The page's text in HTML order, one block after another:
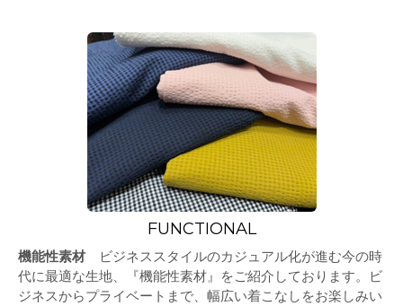
FUNCTIONAL
機能性素材 ビジネススタイルのカジュアル化が進む今の時
代に最適な生地、『機能性素材』をご紹介しております。ビ
ジネスからプライベートまで、幅広い着こなしをお楽しみい